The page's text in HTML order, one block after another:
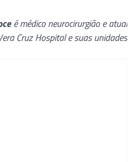
é médico neurocirurgião e atual
Cruz Hospital e suas unidades